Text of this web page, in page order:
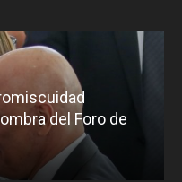
del Foro de